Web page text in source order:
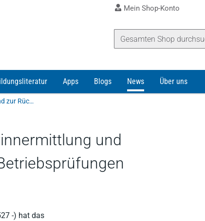
Mein Shop-Konto
Apps Blogs News Über uns
BMF-Schreiben zur steuerlichen Gewinnermittlung und zur Rückstellung wegen zukünftiger Betriebsprüfungen bei Großbetrieben
und
-) hat das